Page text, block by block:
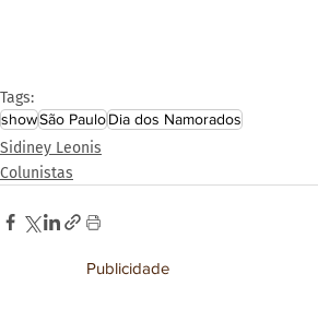
Tags:
showSão PauloDia dos Namorados
Sidiney Leonis
Colunistas
Publicidade